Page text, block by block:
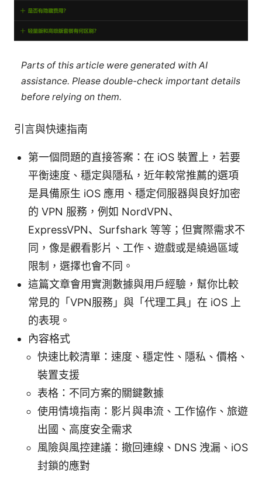
Parts of this article were generated with AI
assistance. Please double-check important details
before relying on them.
引言與快速指南
第一個問題的直接答案：在 iOS 裝置上，若要
平衡速度、穩定與隱私，近年較常推薦的選項
是具備原生 iOS 應用、穩定伺服器與良好加密
的 VPN 服務，例如 NordVPN、
ExpressVPN、Surfshark 等等；但實際需求不
同，像是觀看影片、工作、遊戲或是繞過區域
限制，選擇也會不同。
這篇文章會用實測數據與用戶經驗，幫你比較
常見的「VPN服務」與「代理工具」在 iOS 上
的表現。
內容格式
快速比較清單：速度、穩定性、隱私、價格、
裝置支援
表格：不同方案的關鍵數據
使用情境指南：影片與串流、工作協作、旅遊
出國、高度安全需求
風險與風控建議：撤回連線、DNS 洩漏、iOS
封鎖的應對